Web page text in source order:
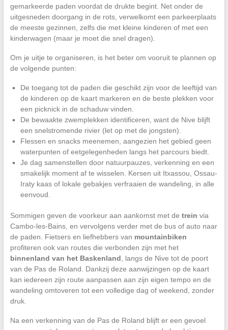
gemarkeerde paden voordat de drukte begint. Net onder de
uitgesneden doorgang in de rots, verwelkomt een parkeerplaats
de meeste gezinnen, zelfs die met kleine kinderen of met een
kinderwagen (maar je moet die snel dragen).
Om je uitje te organiseren, is het beter om vooruit te plannen op
de volgende punten:
De toegang tot de paden die geschikt zijn voor de leeftijd van
de kinderen op de kaart markeren en de beste plekken voor
een picknick in de schaduw vinden.
De bewaakte zwemplekken identificeren, want de Nive blijft
een snelstromende rivier (let op met de jongsten).
Flessen en snacks meenemen, aangezien het gebied geen
waterpunten of eetgelegenheden langs het parcours biedt.
Je dag samenstellen door natuurpauzes, verkenning en een
smakelijk moment af te wisselen. Kersen uit Itxassou, Ossau-
Iraty kaas of lokale gebakjes verfraaien de wandeling, in alle
eenvoud.
Sommigen geven de voorkeur aan aankomst met de trein via
Cambo-les-Bains, en vervolgens verder met de bus of auto naar
de paden. Fietsers en liefhebbers van mountainbiken
profiteren ook van routes die verbonden zijn met het
binnenland van het Baskenland , langs de Nive tot de poort
van de Pas de Roland. Dankzij deze aanwijzingen op de kaart
kan iedereen zijn route aanpassen aan zijn eigen tempo en de
wandeling omtoveren tot een volledige dag of weekend, zonder
druk.
Na een verkenning van de Pas de Roland blijft er een gevoel